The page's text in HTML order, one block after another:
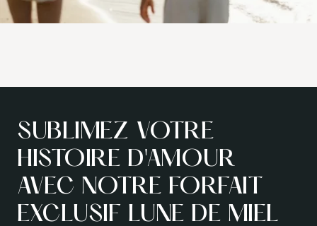
SUBLIMEZ VOTRE
HISTOIRE D'AMOUR
AVEC NOTRE FORFAIT
EXCLUSIF LUNE DE MIEL